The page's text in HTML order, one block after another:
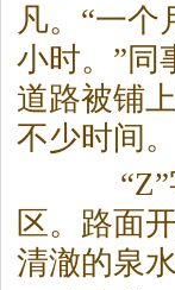
凡。“一个
小时。”同
道路被铺
不少时间。
“Z”字
区。路面
清澈的泉